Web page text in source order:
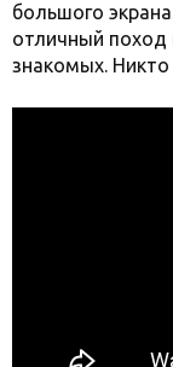
большого
отличный поход
знакомых.